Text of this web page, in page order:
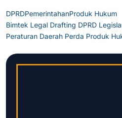
DPRDPemerintahanProduk Hukum
Bimtek Legal Drafting DPRD
Peraturan Daerah Perda Produk